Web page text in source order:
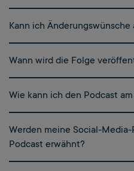
Ja, wir schicken dir
Kann ich Änderungswünsche
Natürlich! Sollten
Wann wird die Folge
Wir informieren dich
Wie kann ich den Podcast
Wir freuen uns, wenn
Social-Media-Kanäle
Werden meine Social-
Podcast erwähnt?